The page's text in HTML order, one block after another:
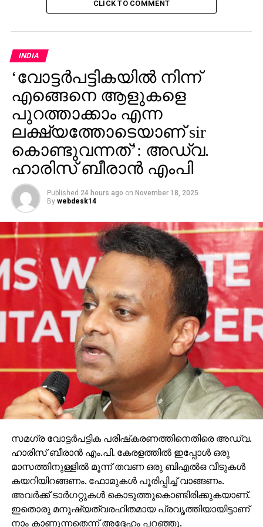
പരീക്കര്‍ പറഞ്ഞത് തെറ്റ്; സര്‍ജിക്കല്‍ സ്‌ട്രൈക്ക്
മുമ്പും നടന്നിട്ടുണ്ടെന്ന് വിദേശകാര്യ വകുപ്പ്
CLICK TO COMMENT
INDIA
‘വോട്ടര്‍പട്ടികയില്‍ നിന്ന്
എങ്ങെനെ ആളുകളെ
പുറത്താക്കാം എന്ന
ലക്ഷ്യത്തോടെയാണ് sir
കൊണ്ടുവന്നത്’: അഡ്വ.
ഹാരിസ് ബീരാൻ എംപി
Published 24 hours ago on November 18, 2025
By webdesk14
സമഗ്ര വോട്ടര്‍പട്ടിക പരിഷ്‌കരണത്തിനെതിരെ അഡ്വ.
ഹാരിസ് ബീരാന്‍ എം.പി. കേരളത്തില്‍ ഇപ്പോള്‍ ഒരു
മാസത്തിനുള്ളില്‍ മൂന്ന് തവണ ഒരു ബിഎല്‍ഒ വീടുകള്‍
കയറിയിറങ്ങണം. ഫോമുകള്‍ പൂരിപ്പിച്ച് വാങ്ങണം.
അവര്‍ക്ക് ടാര്‍ഗറ്റുകള്‍ കൊടുത്തുകൊണ്ടിരിക്കുകയാണ്.
ഇതൊരു മനുഷ്യത്വരഹിതമായ പ്രവൃത്തിയായിട്ടാണ്
നാം കാണുന്നതെന്ന് അദ്ദേഹം പറഞ്ഞു.